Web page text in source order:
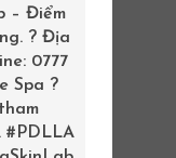
– Điểm
? Địa
0777
Spa ?
#PDLLA